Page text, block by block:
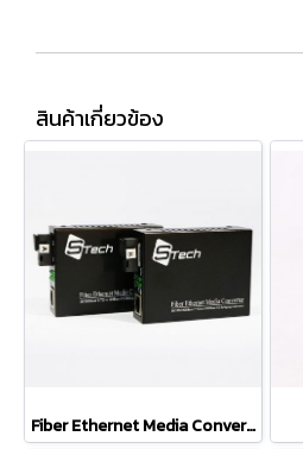
สินค้าเกี่ยวข้อง
Fiber Ethernet Media Converter 10/100/1000M